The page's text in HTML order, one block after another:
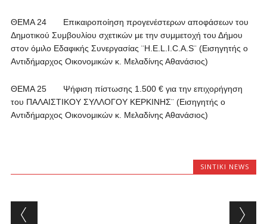
ΘΕΜΑ 24 Επικαιροποίηση προγενέστερων αποφάσεων του
Δημοτικού Συμβουλίου σχετικών με την συμμετοχή του Δήμου
στον όμιλο Εδαφικής Συνεργασίας ¨H.E.L.I.C.A.S¨ (Εισηγητής ο
Αντιδήμαρχος Οικονομικών κ. Μελαδίνης Αθανάσιος)
ΘΕΜΑ 25 Ψήφιση πίστωσης 1.500 € για την επιχορήγηση
του ΠΑΛΑΙΣΤΙΚΟΥ ΣΥΛΛΟΓΟΥ ΚΕΡΚΙΝΗΣ¨ (Εισηγητής ο
Αντιδήμαρχος Οικονομικών κ. Μελαδίνης Αθανάσιος)
SINTIKI NEWS
Post navigation